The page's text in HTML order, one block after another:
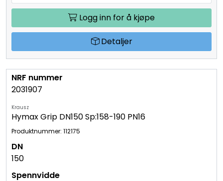
Logg inn for å kjøpe
Detaljer
2031907
Krausz
Hymax Grip DN150 Sp:158-190 PN16
Produktnummer: 112175
150